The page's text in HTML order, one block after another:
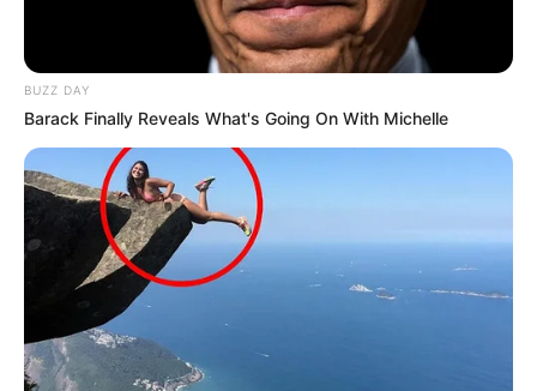
PRONOSTIC QUINTÉ PMU et bruits d’écuries
du jour à VINCENNES dans le PRIX 220 ANS
DE L’HIPPODROME DE LA BAIE DE SAINT
BRIEUC 19 Septembre 2025
BUZZ DAY
Barack Finally Reveals What's Going On With Michelle